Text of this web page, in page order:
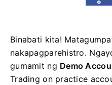
Binabati kita!
nakapagparehistro.
gumamit ng Demo
Trading on practice